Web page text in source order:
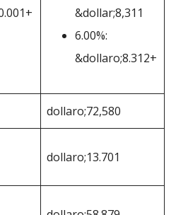
&dollar;8,311
6.00%:
&dollaro;8.312+
dollaro;72,580
dollaro;13.701